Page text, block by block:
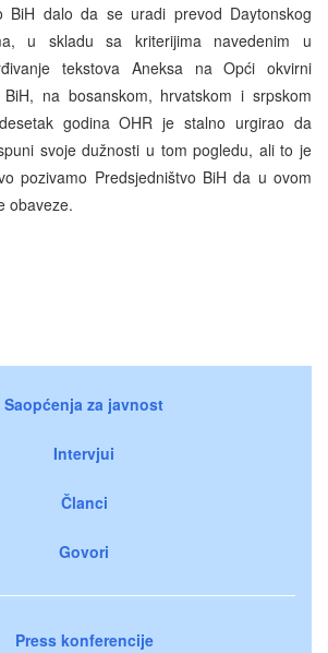
BiH dalo da se uradi prevod Daytonskog
u skladu sa kriterijima navedenim u
tekstova Aneksa na Opći okvirni
na bosanskom, hrvatskom i srpskom
godina OHR je stalno urgirao da
svoje dužnosti u tom pogledu, ali to je
pozivamo Predsjedništvo BiH da u ovom
obaveze.
Saopćenja za javnost
Intervjui
Članci
Govori
Press konferencije